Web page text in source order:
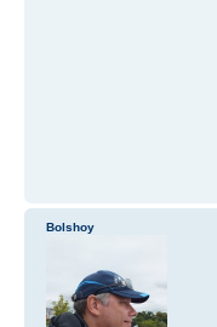
Bolshoy